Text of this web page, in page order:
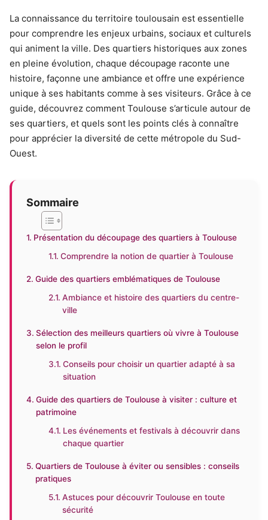
La connaissance du territoire toulousain est essentielle
pour comprendre les enjeux urbains, sociaux et culturels
qui animent la ville. Des quartiers historiques aux zones
en pleine évolution, chaque découpage raconte une
histoire, façonne une ambiance et offre une expérience
unique à ses habitants comme à ses visiteurs. Grâce à ce
guide, découvrez comment Toulouse s’articule autour de
ses quartiers, et quels sont les points clés à connaître
pour apprécier la diversité de cette métropole du Sud-
Ouest.
Sommaire
Présentation du découpage des quartiers à Toulouse
Comprendre la notion de quartier à Toulouse
Guide des quartiers emblématiques de Toulouse
Ambiance et histoire des quartiers du centre-
ville
Sélection des meilleurs quartiers où vivre à Toulouse
selon le profil
Conseils pour choisir un quartier adapté à sa
situation
Guide des quartiers de Toulouse à visiter : culture et
patrimoine
Les événements et festivals à découvrir dans
chaque quartier
Quartiers de Toulouse à éviter ou sensibles : conseils
pratiques
Astuces pour découvrir Toulouse en toute
sécurité